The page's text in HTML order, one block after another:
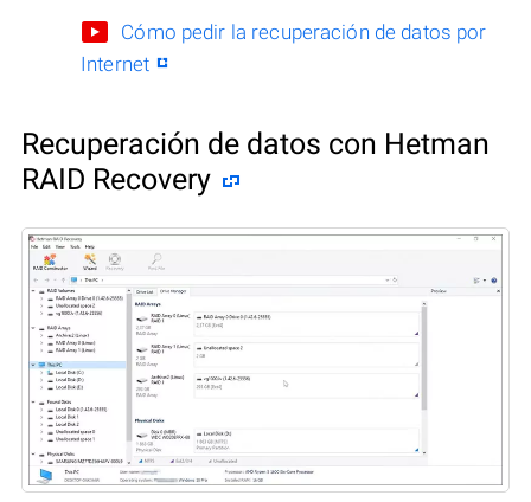
Cómo pedir la recuperación de datos por
Internet
Recuperación de datos con Hetman
RAID Recovery